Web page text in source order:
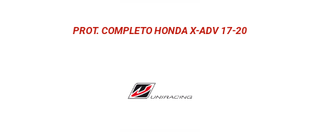
PROT. COMPLETO HONDA X-ADV 17-20